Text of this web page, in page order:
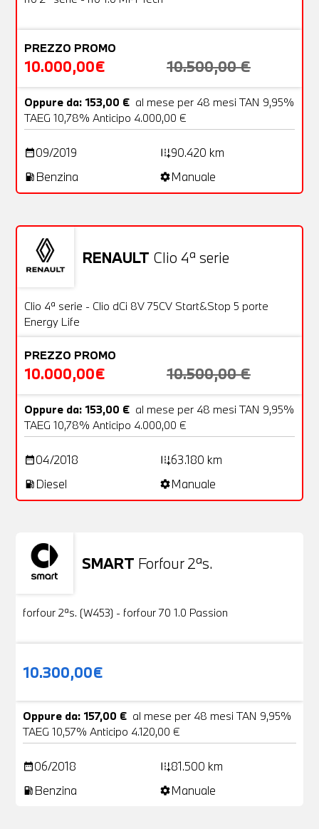
PREZZO PROMO
10.000,00€ 10.500,00 €
Oppure da: 153,00 € al mese per 48 mesi TAN 9,95%
TAEG 10,78% Anticipo 4.000,00 €
date_range09/2019 add_road90.420 km
local_gas_station Benzina settingsManuale
RENAULT Clio 4ª serie
OFFERTA
Usato
Clio 4ª serie - Clio dCi 8V 75CV Start&Stop 5 porte
Energy Life
PREZZO PROMO
10.000,00€ 10.500,00 €
Oppure da: 153,00 € al mese per 48 mesi TAN 9,95%
TAEG 10,78% Anticipo 4.000,00 €
date_range04/2018 add_road63.180 km
local_gas_station Diesel settingsManuale
SMART Forfour 2ªs.
Usato
forfour 2ªs. (W453) - forfour 70 1.0 Passion
10.300,00€
Oppure da: 157,00 € al mese per 48 mesi TAN 9,95%
TAEG 10,57% Anticipo 4.120,00 €
date_range06/2018 add_road81.500 km
local_gas_station Benzina settingsManuale